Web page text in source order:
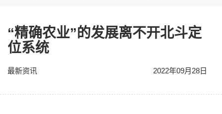
“精确农业”的发展离不开北斗定
位系统
最新资讯 2022年09月28日